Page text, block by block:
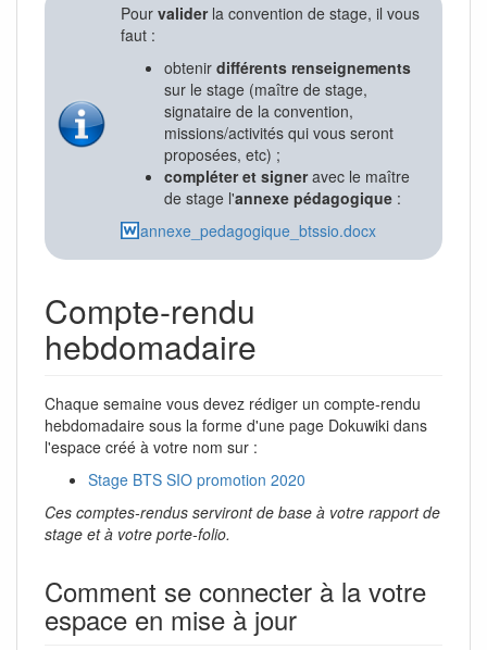
Pour validerla convention de stage, il vous
faut :
obtenir différents renseignements
sur le stage (maître de stage,
signataire de la convention,
missions/activités qui vous seront
proposées, etc) ;
compléter et signeravec le maître
de stage l'annexe pédagogique :
annexe_pedagogique_btssio.docx
Compte-rendu
hebdomadaire
Chaque semaine vous devez rédiger un compte-rendu
hebdomadaire sous la forme d'une page Dokuwiki dans
l'espace créé à votre nom sur :
Stage BTS SIO promotion 2020
Ces comptes-rendus serviront de base à votre rapport de
stage et à votre porte-folio.
Comment se connecter à la votre
espace en mise à jour